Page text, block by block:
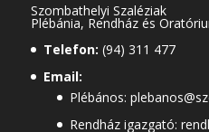
Szombathelyi Szaléziak
Plébánia, Rendház és
Telefon: (94) 311 477
Email:
Plébános:
Rendház igazgató: